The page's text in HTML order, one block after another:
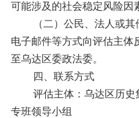
可能涉及的社会稳定风险因
（二）公民、法人或
电子邮件等方式向评估主体
至乌达区委政法委。
四、联系方式
评估主体：乌达区历
专班领导小组